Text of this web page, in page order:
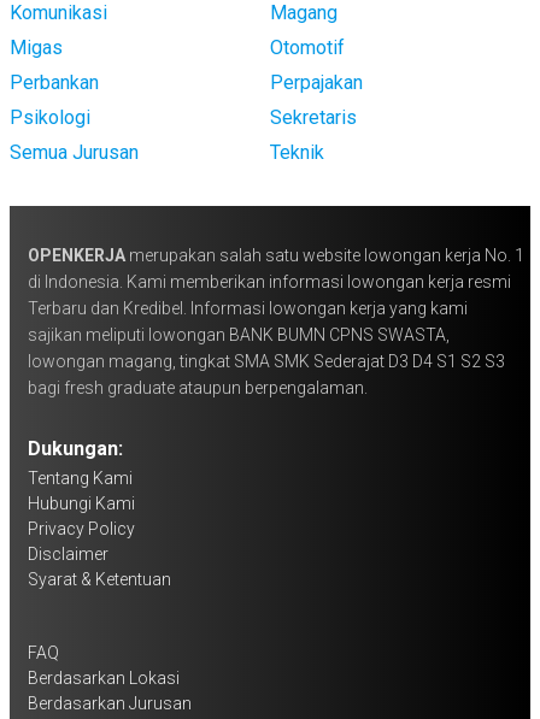
Komunikasi
Magang
Migas
Otomotif
Perbankan
Perpajakan
Psikologi
Sekretaris
Semua Jurusan
Teknik
OPENKERJA merupakan salah satu website lowongan kerja No. 1
di Indonesia. Kami memberikan informasi lowongan kerja resmi
Terbaru dan Kredibel. Informasi lowongan kerja yang kami
sajikan meliputi lowongan BANK BUMN CPNS SWASTA,
lowongan magang, tingkat SMA SMK Sederajat D3 D4 S1 S2 S3
bagi fresh graduate ataupun berpengalaman.
Dukungan:
Tentang Kami
Hubungi Kami
Privacy Policy
Disclaimer
Syarat & Ketentuan
FAQ
Berdasarkan Lokasi
Berdasarkan Jurusan